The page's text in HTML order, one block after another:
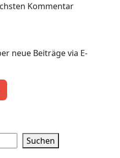
Kommentar
neue Beiträge via E-
Suchen